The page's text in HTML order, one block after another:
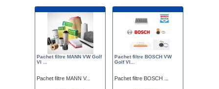
Pachet filtre MANN VW Golf
VI ...
Pachet filtre MANN V...
Pachet filtre BOSCH VW
Golf VI...
Pachet filtre BOSCH ...